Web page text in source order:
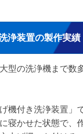
浄装置の製作実績
型の洗浄機まで数
機付き洗浄装置」
寝かせた状態で、